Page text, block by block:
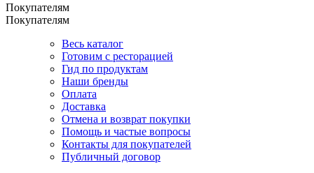
Покупателям
Покупателям
Весь каталог
Готовим с ресторацией
Гид по продуктам
Наши бренды
Оплата
Доставка
Отмена и возврат покупки
Помощь и частые вопросы
Контакты для покупателей
Публичный договор